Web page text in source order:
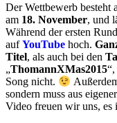
Der Wettbewerb besteht
am 18. November, und
Während der ersten
aufYouTube hoch.
Titel, als auch bei den
„ThomannXMas2015
Song nicht.
sondern muss aus
Video freuen wir uns, es